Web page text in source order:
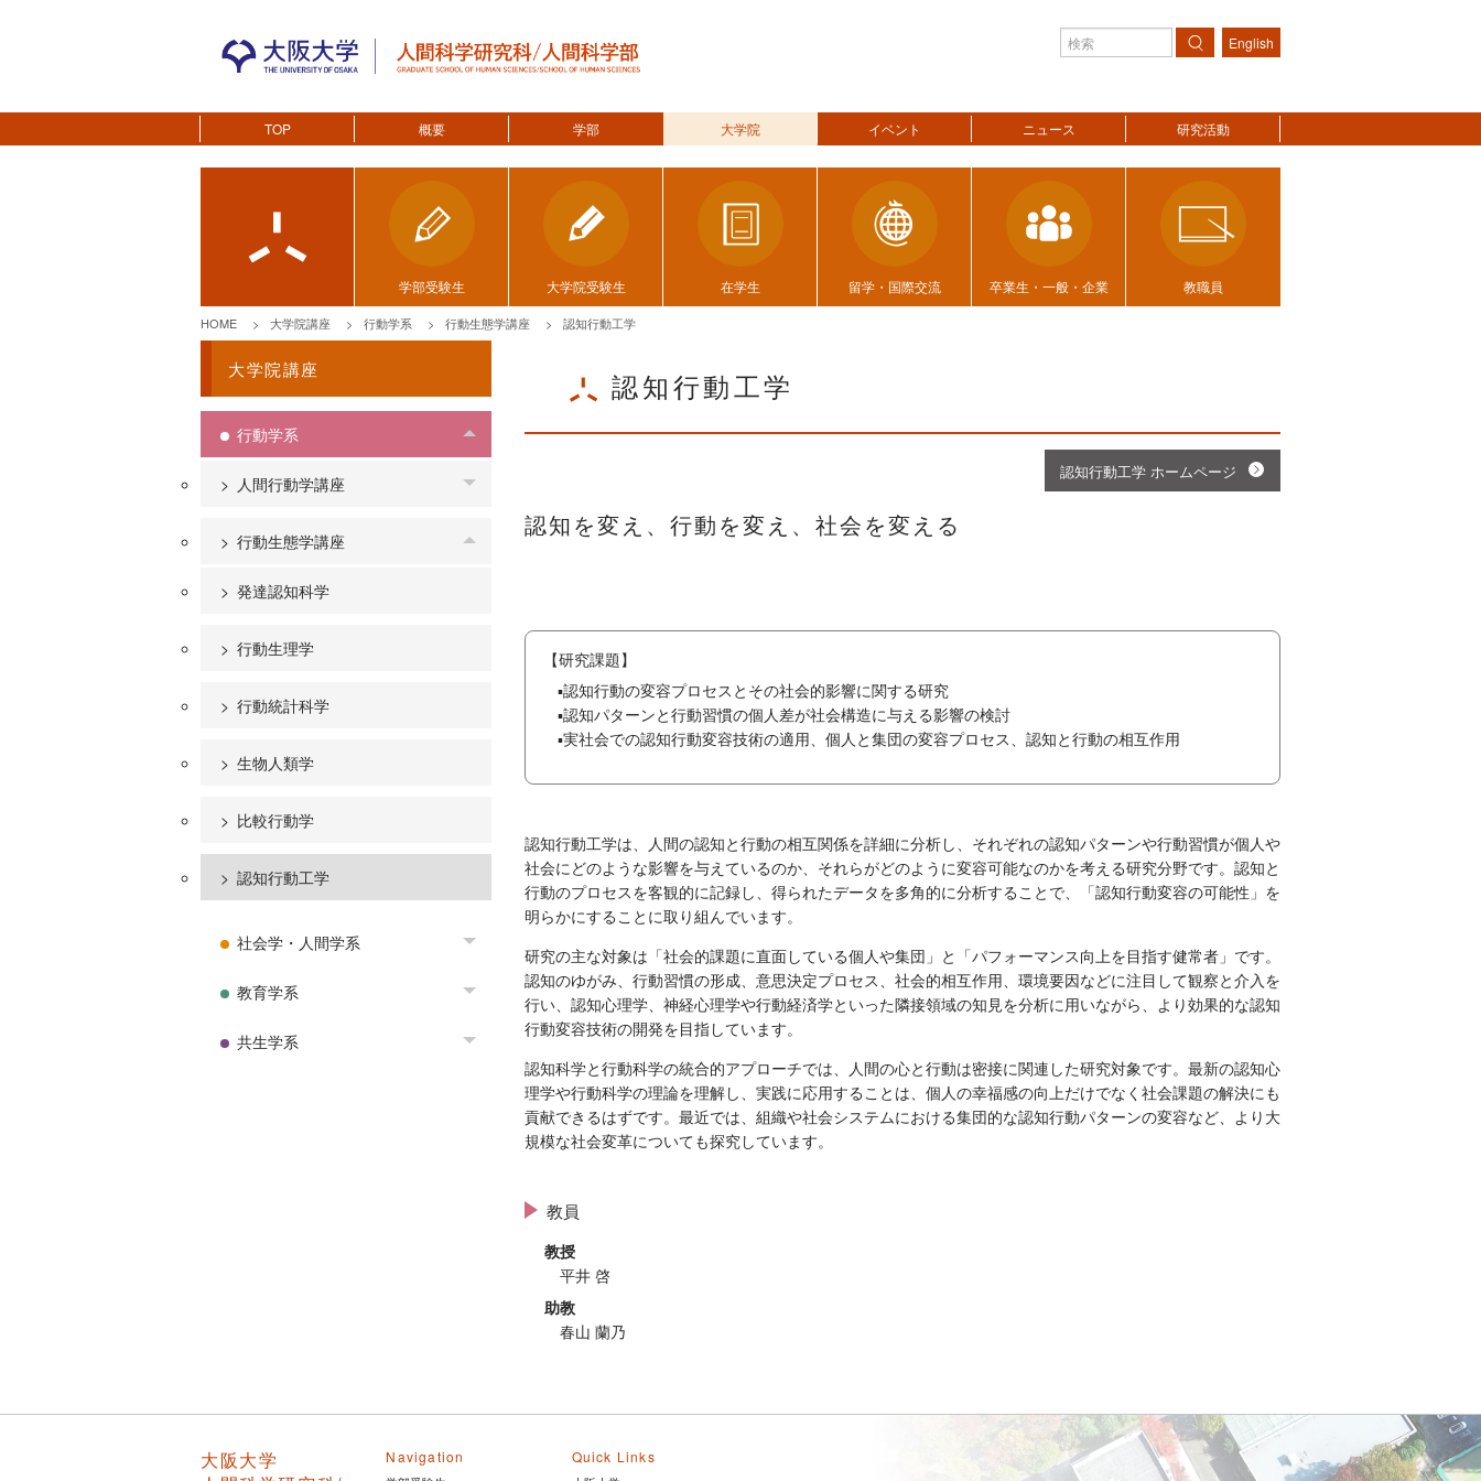
検索
English
TOP 概要 学部 大学院 イベント ニュース 研究活動
学部受験生 大学院受験生 在学生 留学・国際交流 卒業生・一般・企業 教職員
HOME 大学院講座 行動学系 行動生態学講座 認知行動工学
認知行動工学
認知行動工学 ホームページ
認知を変え、行動を変え、社会を変える
【研究課題】
認知行動の変容プロセスとその社会的影響に関する研究
認知パターンと行動習慣の個人差が社会構造に与える影響の検討
実社会での認知行動変容技術の適用、個人と集団の変容プロセス、認知と行動の相互作用
認知行動工学は、人間の認知と行動の相互関係を詳細に分析し、それぞれの認知パターンや行動習慣が個人や
社会にどのような影響を与えているのか、それらがどのように変容可能なのかを考える研究分野です。認知と
行動のプロセスを客観的に記録し、得られたデータを多角的に分析することで、「認知行動変容の可能性」を
明らかにすることに取り組んでいます。
研究の主な対象は「社会的課題に直面している個人や集団」と「パフォーマンス向上を目指す健常者」です。
認知のゆがみ、行動習慣の形成、意思決定プロセス、社会的相互作用、環境要因などに注目して観察と介入を
行い、認知心理学、神経心理学や行動経済学といった隣接領域の知見を分析に用いながら、より効果的な認知
行動変容技術の開発を目指しています。
認知科学と行動科学の統合的アプローチでは、人間の心と行動は密接に関連した研究対象です。最新の認知心
理学や行動科学の理論を理解し、実践に応用することは、個人の幸福感の向上だけでなく社会課題の解決にも
貢献できるはずです。最近では、組織や社会システムにおける集団的な認知行動パターンの変容など、より大
規模な社会変革についても探究しています。
教員
教授
平井 啓
助教
春山 蘭乃
大学院講座
行動学系 Toggle menu
人間行動学講座 Toggle menu
行動生態学講座 Toggle menu
発達認知科学
行動生理学
行動統計科学
生物人類学
比較行動学
認知行動工学
社会学・人間学系 Toggle menu
教育学系 Toggle menu
共生学系 Toggle menu
大阪大学
Navigation Quick Links